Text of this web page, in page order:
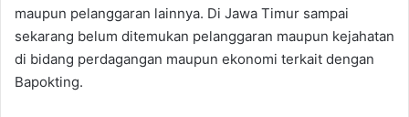
maupun pelanggaran lainnya. Di Jawa Timur sampai
sekarang belum ditemukan pelanggaran maupun kejahatan
di bidang perdagangan maupun ekonomi terkait dengan
Bapokting.